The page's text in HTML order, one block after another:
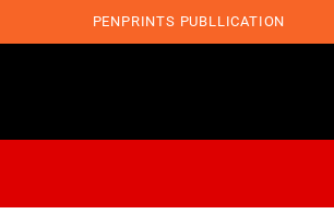
PENPRINTS PUBLLICATION